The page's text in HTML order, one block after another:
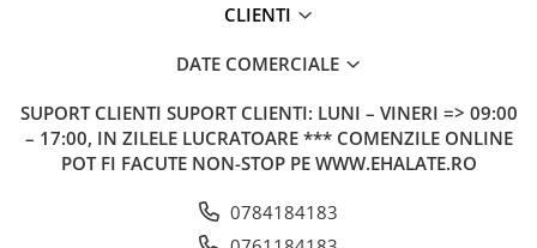
CLIENTI
DATE COMERCIALE
SUPORT CLIENTI SUPORT CLIENTI: LUNI – VINERI => 09:00
– 17:00, IN ZILELE LUCRATOARE *** COMENZILE ONLINE
POT FI FACUTE NON-STOP PE WWW.EHALATE.RO
0784184183